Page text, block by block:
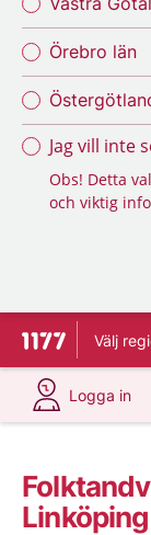
Örebro län
Jag vill inte
Obs! Detta
och viktig
Till startsidan
Välj
Logga in
på
Linköping